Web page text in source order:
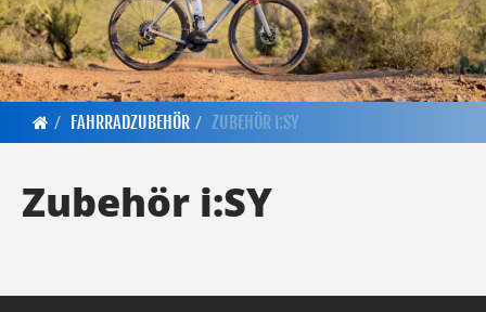
FAHRRADZUBEHÖR ZUBEHÖR I:SY
Zubehör i:SY